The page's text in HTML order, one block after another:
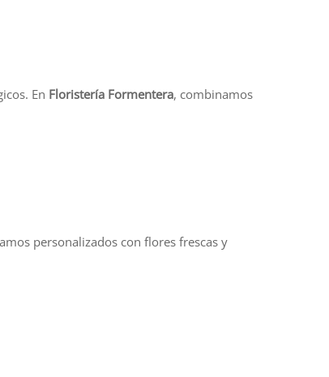
En Floristería Formentera, combinamos
personalizados con flores frescas y